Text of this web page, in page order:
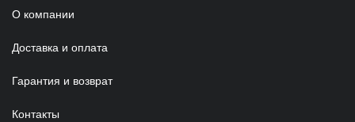
О компании
Доставка и оплата
Гарантия и возврат
Контакты